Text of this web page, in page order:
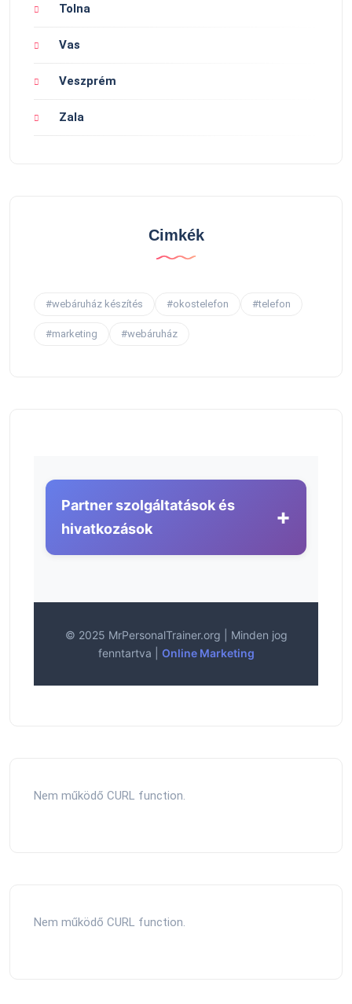
Tolna
Vas
Veszprém
Zala
Cimkék
#webáruház készítés #okostelefon #telefon
#marketing #webáruház
Partner szolgáltatások és
hivatkozások
+
© 2025 MrPersonalTrainer.org | Minden jog
fenntartva | Online Marketing
Nem működő CURL function.
Nem működő CURL function.